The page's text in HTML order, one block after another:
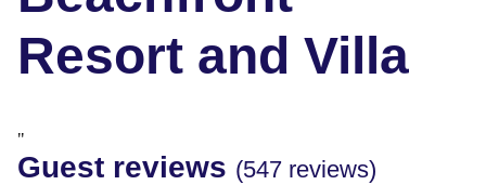
Resort and Villa
"
Guest reviews (547 reviews)